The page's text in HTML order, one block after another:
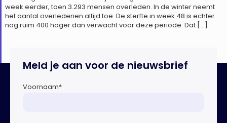
week eerder, toen 3.293 mensen overleden. In de winter neemt
het aantal overledenen altijd toe. De sterfte in week 48 is echter
nog ruim 400 hoger dan verwacht voor deze periode. Dat […]
Meld je aan voor de nieuwsbrief
Voornaam*